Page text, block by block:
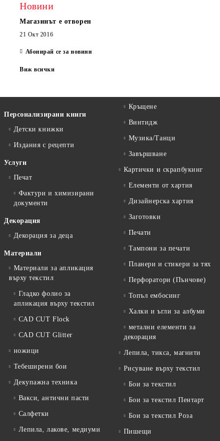
Новини
Магазинът е отворен
21 Окт 2016
Абонирай се за новини
Виж всички
Персонализирани книги
Детски книжки
Издания с рецепти
Услуги
Печат
Фактури и химизирани
документи
Декорация
Декорация за деца
Материали
Материали за апликация
върху текстил
Гладко фолио за
апликация върху текстил
CAD CUT Flock
CAD CUT Glitter
ножици
Тебеширени бои
Декупажна техника
Вакси, антични пасти
Салфетки
Лепила, лакове, медиуми
Кръщене
Винтидж
Музика/Танци
Завършване
Картички и скрапбукинг
Елементи от хартия
Дизайнерска хартия
Заготовки
Печати
Тампони за печати
Планери и стикери за тях
Перфоратори (Пънчове)
Топъл ембосинг
Халки и ъгли за албуми
метални елементи за
декорация
Лепила, тикса, магнити
Рисуване върху текстил
Бои за текстил
Бои за текстил Пентарт
Бои за текстил Роза
Пишещи